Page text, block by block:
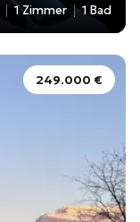
1 Zimmer 1 Bad
249.000 €